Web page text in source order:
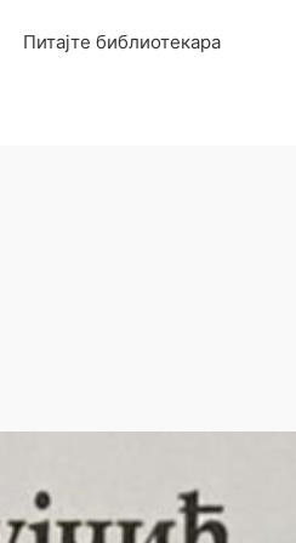
Питајте библиотекара